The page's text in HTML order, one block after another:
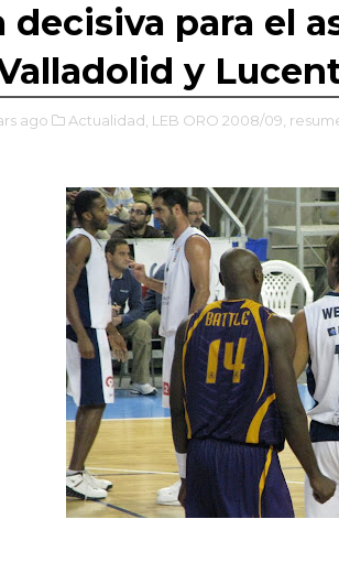
decisiva para el
y
ago Actualidad, LEB ORO 2008/09,